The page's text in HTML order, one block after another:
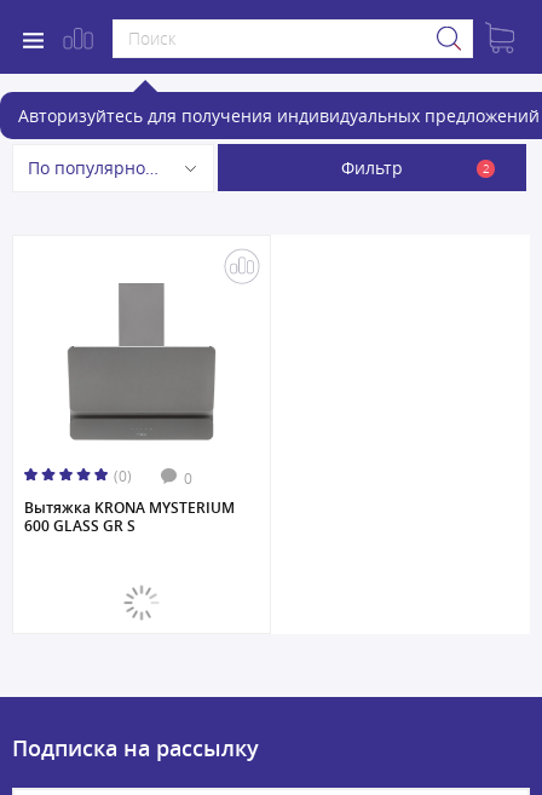
Авторизуйтесь для получения индивидуальных предложений
Наклонные вытяжки 60 см
По популярности Фильтр 2
(0) 0
Вытяжка KRONA MYSTERIUM
600 GLASS GR S
Подписка на рассылку